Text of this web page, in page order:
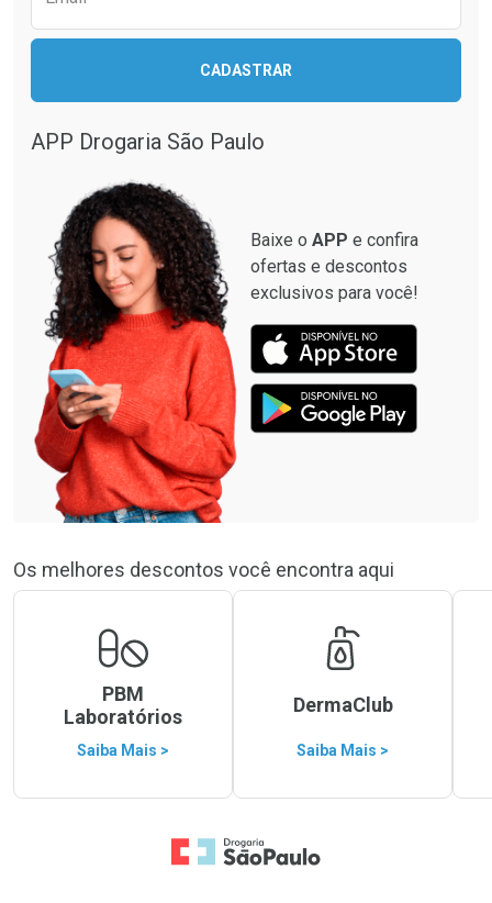
Comprar sem Desconto
Comprar sem Desconto
Por R$ 116,59/cada
CADASTRAR
APP Drogaria São Paulo
Baixe o APP e confira
ofertas e descontos
exclusivos para você!
Os melhores descontos você encontra aqui
PBM
Laboratórios
Saiba Mais >
DermaClub
Saiba Mais >
Ir para a Home